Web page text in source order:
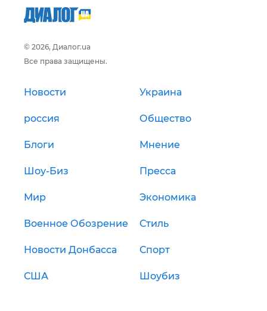
© 2026, Диалог.ua
Все права защищены.
Новости Украина
россия Общество
Блоги Мнение
Шоу-Биз Пресса
Мир Экономика
Военное Обозрение Стиль
Новости Донбасса Спорт
США Шоубиз